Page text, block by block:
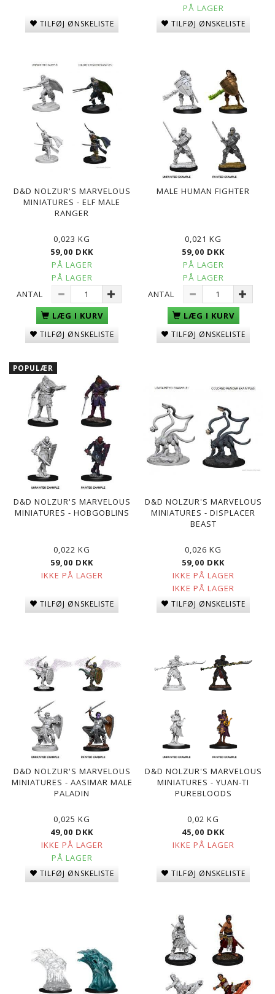
TILFØJ ØNSKELISTE
PÅ LAGER
TILFØJ ØNSKELISTE
D&D NOLZUR'S MARVELOUS
MINIATURES - ELF MALE
RANGER
0,023 KG
59,00 DKK
PÅ LAGER
PÅ LAGER
ANTAL
LÆG I KURV
TILFØJ ØNSKELISTE
MALE HUMAN FIGHTER
0,021 KG
59,00 DKK
PÅ LAGER
PÅ LAGER
ANTAL
LÆG I KURV
TILFØJ ØNSKELISTE
POPULÆR
D&D NOLZUR'S MARVELOUS
MINIATURES - HOBGOBLINS
0,022 KG
59,00 DKK
IKKE PÅ LAGER
TILFØJ ØNSKELISTE
D&D NOLZUR'S MARVELOUS
MINIATURES - DISPLACER
BEAST
0,026 KG
59,00 DKK
IKKE PÅ LAGER
IKKE PÅ LAGER
TILFØJ ØNSKELISTE
D&D NOLZUR'S MARVELOUS
MINIATURES - AASIMAR MALE
PALADIN
0,025 KG
49,00 DKK
IKKE PÅ LAGER
PÅ LAGER
TILFØJ ØNSKELISTE
D&D NOLZUR'S MARVELOUS
MINIATURES - YUAN-TI
PUREBLOODS
0,02 KG
45,00 DKK
IKKE PÅ LAGER
TILFØJ ØNSKELISTE